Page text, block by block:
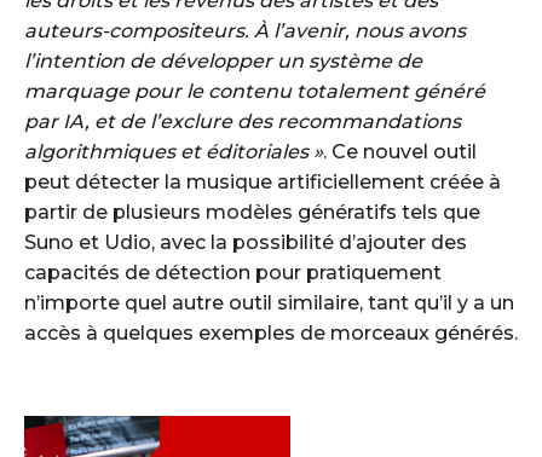
auteurs-compositeurs. À l’avenir, nous avons
l’intention de développer un système de
marquage pour le contenu totalement généré
par IA, et de l’exclure des recommandations
algorithmiques et éditoriales ». Ce nouvel outil
peut détecter la musique artificiellement créée à
partir de plusieurs modèles génératifs tels que
Suno et Udio, avec la possibilité d’ajouter des
capacités de détection pour pratiquement
n’importe quel autre outil similaire, tant qu’il y a un
accès à quelques exemples de morceaux générés.